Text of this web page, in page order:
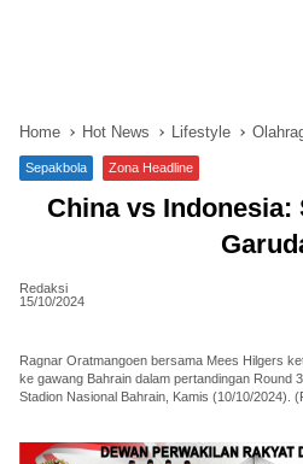
Home Hot News Lifestyle
Sepakbola Zona Headline
China vs Indonesia:
Redaksi
15/10/2024
Ragnar Oratmangoen bersama Mees Hilgers
ke gawang Bahrain dalam pertandingan Round
Stadion Nasional Bahrain, Kamis (10/10/2024).